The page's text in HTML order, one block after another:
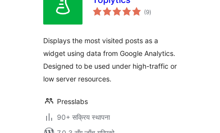
(9कुल
रेटिङ्गहरू
)
Displays the most visited posts as a
widget using data from Google Analytics.
Designed to be used under high-traffic or
low server resources.
Presslabs
90+ सक्रिय स्थापना